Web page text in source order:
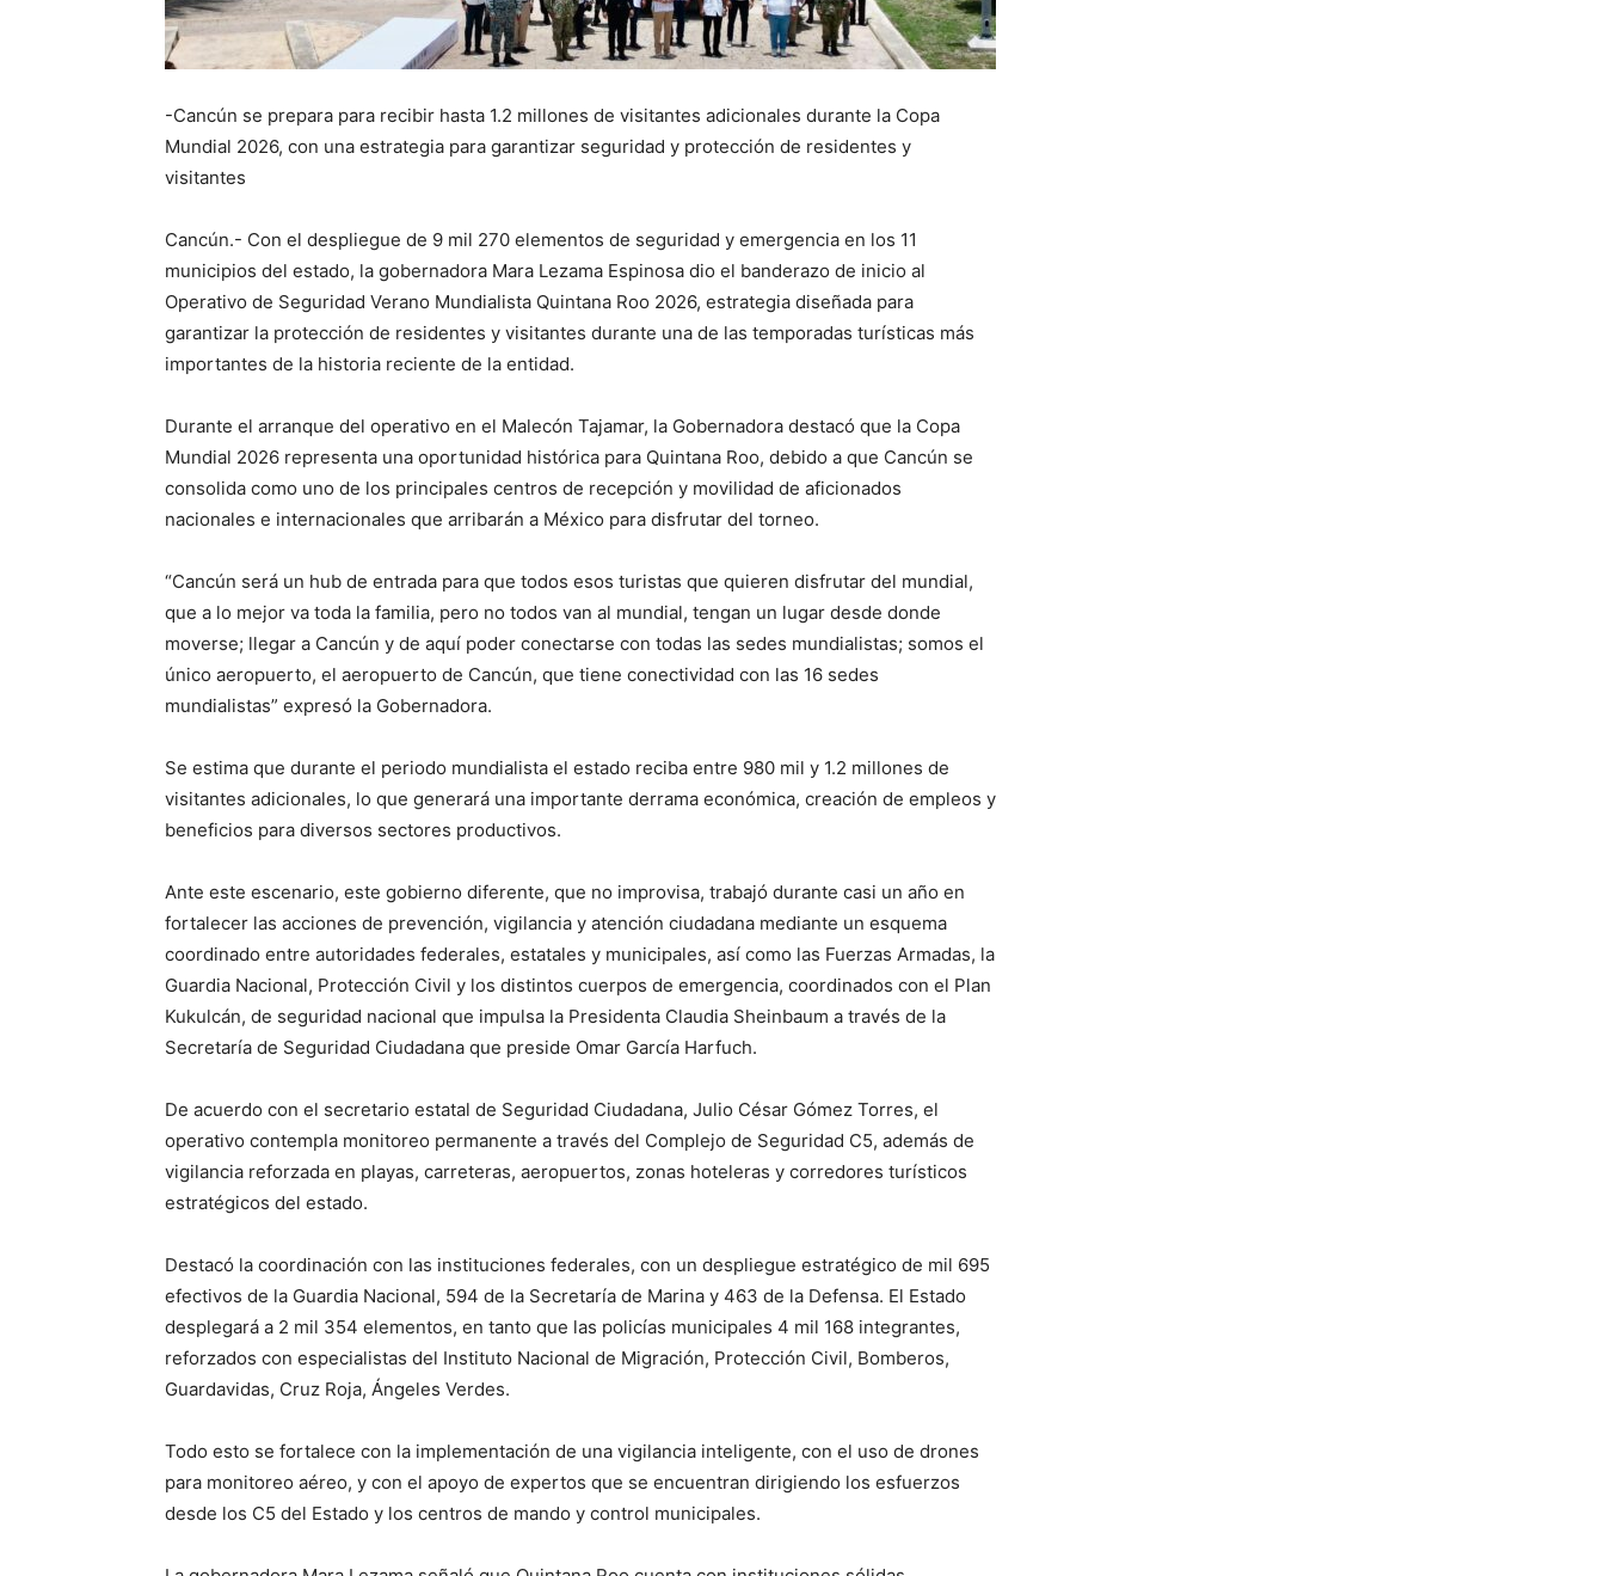
-Cancún se prepara para recibir hasta 1.2 millones de visitantes adicionales durante la Copa
Mundial 2026, con una estrategia para garantizar seguridad y protección de residentes y
visitantes
Cancún.- Con el despliegue de 9 mil 270 elementos de seguridad y emergencia en los 11
municipios del estado, la gobernadora Mara Lezama Espinosa dio el banderazo de inicio al
Operativo de Seguridad Verano Mundialista Quintana Roo 2026, estrategia diseñada para
garantizar la protección de residentes y visitantes durante una de las temporadas turísticas más
importantes de la historia reciente de la entidad.
Durante el arranque del operativo en el Malecón Tajamar, la Gobernadora destacó que la Copa
Mundial 2026 representa una oportunidad histórica para Quintana Roo, debido a que Cancún se
consolida como uno de los principales centros de recepción y movilidad de aficionados
nacionales e internacionales que arribarán a México para disfrutar del torneo.
“Cancún será un hub de entrada para que todos esos turistas que quieren disfrutar del mundial,
que a lo mejor va toda la familia, pero no todos van al mundial, tengan un lugar desde donde
moverse; llegar a Cancún y de aquí poder conectarse con todas las sedes mundialistas; somos el
único aeropuerto, el aeropuerto de Cancún, que tiene conectividad con las 16 sedes
mundialistas” expresó la Gobernadora.
Se estima que durante el periodo mundialista el estado reciba entre 980 mil y 1.2 millones de
visitantes adicionales, lo que generará una importante derrama económica, creación de empleos y
beneficios para diversos sectores productivos.
Ante este escenario, este gobierno diferente, que no improvisa, trabajó durante casi un año en
fortalecer las acciones de prevención, vigilancia y atención ciudadana mediante un esquema
coordinado entre autoridades federales, estatales y municipales, así como las Fuerzas Armadas, la
Guardia Nacional, Protección Civil y los distintos cuerpos de emergencia, coordinados con el Plan
Kukulcán, de seguridad nacional que impulsa la Presidenta Claudia Sheinbaum a través de la
Secretaría de Seguridad Ciudadana que preside Omar García Harfuch.
De acuerdo con el secretario estatal de Seguridad Ciudadana, Julio César Gómez Torres, el
operativo contempla monitoreo permanente a través del Complejo de Seguridad C5, además de
vigilancia reforzada en playas, carreteras, aeropuertos, zonas hoteleras y corredores turísticos
estratégicos del estado.
Destacó la coordinación con las instituciones federales, con un despliegue estratégico de mil 695
efectivos de la Guardia Nacional, 594 de la Secretaría de Marina y 463 de la Defensa. El Estado
desplegará a 2 mil 354 elementos, en tanto que las policías municipales 4 mil 168 integrantes,
reforzados con especialistas del Instituto Nacional de Migración, Protección Civil, Bomberos,
Guardavidas, Cruz Roja, Ángeles Verdes.
Todo esto se fortalece con la implementación de una vigilancia inteligente, con el uso de drones
para monitoreo aéreo, y con el apoyo de expertos que se encuentran dirigiendo los esfuerzos
desde los C5 del Estado y los centros de mando y control municipales.